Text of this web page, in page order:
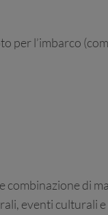
per l’imbarco
combinazione di
eventi culturali